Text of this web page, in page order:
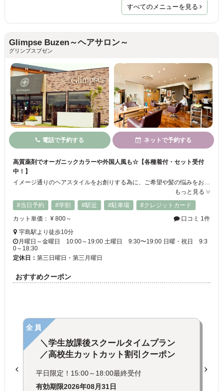
すべてのメニューを見る
Glimpse Buzen～ヘアサロン～
グリンプスブゼン
電話で予約する ネットで予約する
高質薬剤でオーガニックカラーや外国人風も☆【各種着付・セット受付
中！】
もっと見る
#当日予約
#学割 #駅近 #駐車場
#クレジットカード
カット単価： ¥ 800～
口コミ 1件
宇島駅より徒歩10分‎
月曜日～金曜日 10:00～19:00 土曜日 9:30〜19:00 日曜・祝日 9:3
0～18:30
定休日： 第三日曜日・第三月曜日
おすすめクーポン
全員
＼学生放課後スクールタイムプラン
／高校生カットカット割引クーポン
平日限定！15:00～18:00最終受付
有効期限2026年08月31日